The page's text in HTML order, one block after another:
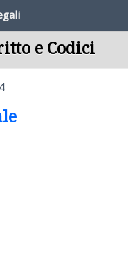
e Codici